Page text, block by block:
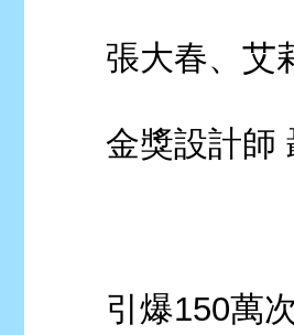
張大春、艾
金獎設計師
引爆150萬次